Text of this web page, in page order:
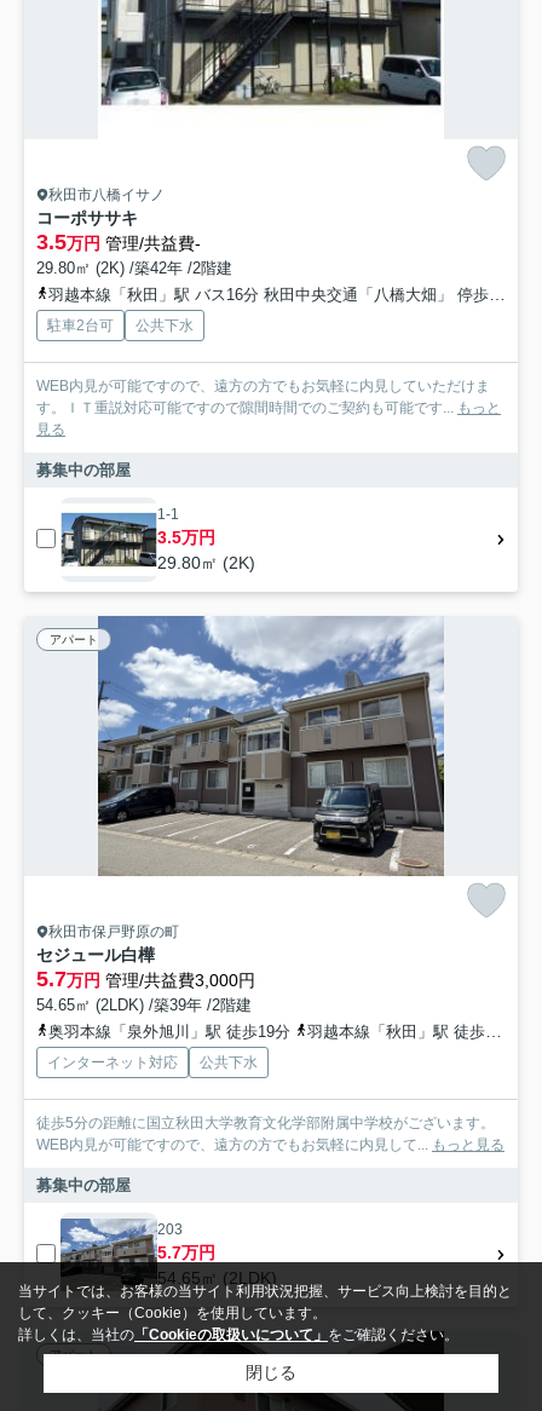
秋田市八橋イサノ
コーポササキ
3.5万円 管理/共益費-
29.80㎡ (2K) /築42年 /2階建
羽越本線「秋田」駅 バス16分 秋田中央交通「八橋大畑」 停歩9分
駐車2台可 公共下水
WEB内見が可能ですので、遠方の方でもお気軽に内見していただけま
す。ＩＴ重説対応可能ですので隙間時間でのご契約も可能です...
もっと
見る
募集中の部屋
1-1
3.5万円
29.80㎡ (2K)
アパート
秋田市保戸野原の町
セジュール白樺
5.7万円 管理/共益費3,000円
54.65㎡ (2LDK) /築39年 /2階建
奥羽本線「泉外旭川」駅 徒歩19分
羽越本線「秋田」駅 徒歩32分
インターネット対応 公共下水
徒歩5分の距離に国立秋田大学教育文化学部附属中学校がございます。
WEB内見が可能ですので、遠方の方でもお気軽に内見して...
もっと見る
募集中の部屋
203
5.7万円
54.65㎡ (2LDK)
アパート
当サイトでは、お客様の当サイト利用状況把握、サービス向上検討を目的と
して、クッキー（Cookie）を使用しています。
詳しくは、当社の 「Cookieの取扱いについて」 をご確認ください。
閉じる